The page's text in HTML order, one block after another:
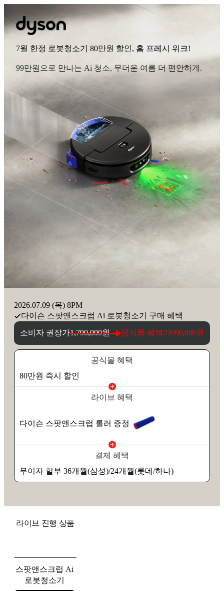
7월 한정 로봇청소기 80만원 할인, 홈 프레시 위크!
99만원으로 만나는 Ai 청소, 무더운 여름 더 편안하게.
2026.07.09 (목) 8PM
다이슨 스팟앤스크럽 Ai 로봇청소기 구매 혜택
소비자 권장가1,790,000원 공식몰 혜택가990,000원
공식몰 혜택
80만원 즉시 할인
라이브 혜택
다이슨 스팟앤스크럽 롤러 증정
결제 혜택
무이자 할부 36개월(삼성)/24개월(롯데/하나)
라이브 진행 상품
스팟앤스크럽 Ai
로봇청소기